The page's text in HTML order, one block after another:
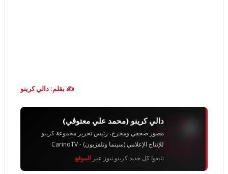
✍️ بقلم: دالي كرينو
دالي كرينو (محمد علي معتوڨي)
مصور صحفي ومخرج، رئيس تحرير مجموعة كرينو
للإنتاج الإعلامي (سينما وتلفزيون) - CarinoTV
تابعوا كل جديد كرينو نيوز عبر الموقع